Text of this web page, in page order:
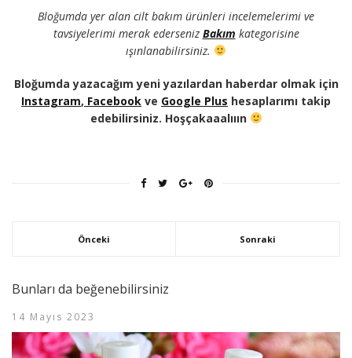
Bloğumda yer alan cilt bakım ürünleri incelemelerimi ve
tavsiyelerimi merak ederseniz Bakım kategorisine
ışınlanabilirsiniz.
Bloğumda yazacağım yeni yazılardan haberdar olmak için
Instagram, Facebook ve Google Plus hesaplarımı takip
edebilirsiniz. Hoşçakaaalııın
Önceki Sonraki
Bunları da beğenebilirsiniz
14 Mayıs 2023